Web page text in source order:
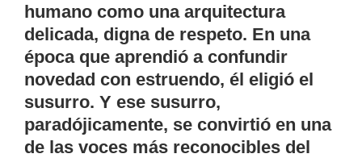
humano como una arquitectura
delicada, digna de respeto. En una
época que aprendió a confundir
novedad con estruendo, él eligió el
susurro. Y ese susurro,
paradójicamente, se convirtió en una
de las voces más reconocibles del